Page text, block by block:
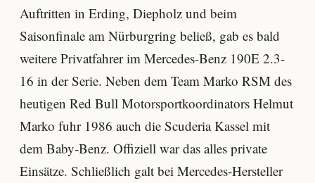
Auftritten in Erding, Diepholz und beim
Saisonfinale am Nürburgring beließ, gab es bald
weitere Privatfahrer im Mercedes-Benz 190E 2.3-
16 in der Serie. Neben dem Team Marko RSM des
heutigen Red Bull Motorsportkoordinators Helmut
Marko fuhr 1986 auch die Scuderia Kassel mit
dem Baby-Benz. Offiziell war das alles private
Einsätze. Schließlich galt bei Mercedes-Hersteller